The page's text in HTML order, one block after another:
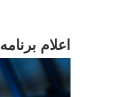
اعلام